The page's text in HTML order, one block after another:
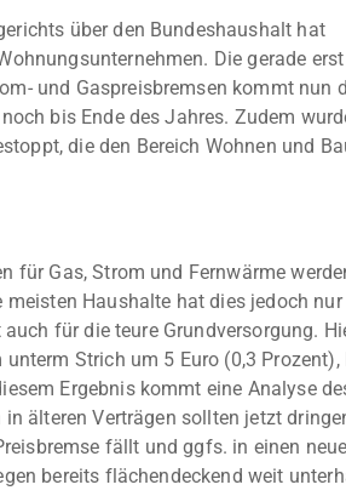
über den Bundeshaushalt hat
Die gerade erst
und Gaspreisbremsen kommt nun
bis Ende des Jahres. Zudem
die den Bereich Wohnen und
für Gas, Strom und Fernwärme
Haushalte hat dies jedoch nur
für die teure Grundversorgung.
Strich um 5 Euro (0,3 Prozent),
Ergebnis kommt eine Analyse
älteren Verträgen sollten jetzt
fällt und ggfs. in einen
bereits flächendeckend weit